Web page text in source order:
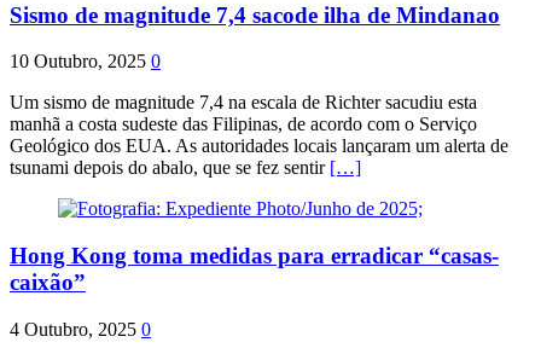
Sismo de magnitude 7,4 sacode ilha de Mindanao
10 Outubro, 2025 0
Um sismo de magnitude 7,4 na escala de Richter sacudiu esta
manhã a costa sudeste das Filipinas, de acordo com o Serviço
Geológico dos EUA. As autoridades locais lançaram um alerta de
tsunami depois do abalo, que se fez sentir […]
Hong Kong toma medidas para erradicar “casas-
caixão”
4 Outubro, 2025 0